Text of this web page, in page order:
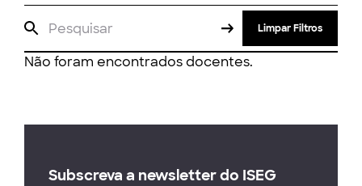
Limpar Filtros
Não foram encontrados docentes.
Subscreva a newsletter do ISEG